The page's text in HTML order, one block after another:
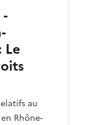
Le
au
Rhône-